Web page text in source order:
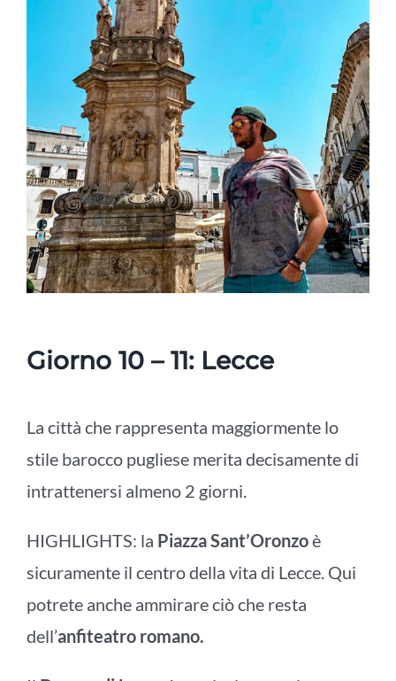
Giorno 10 – 11: Lecce
La città che rappresenta maggiormente lo
stile barocco pugliese merita decisamente di
intrattenersi almeno 2 giorni.
HIGHLIGHTS: la Piazza Sant’Oronzoè
sicuramente il centro della vita di Lecce. Qui
potrete anche ammirare ciò che resta
dell’anfiteatro romano.